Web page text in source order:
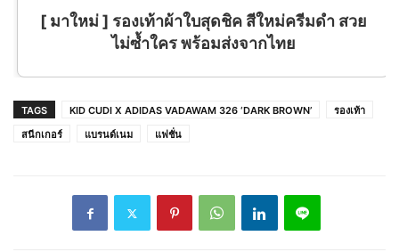
[ มาใหม่ ] รองเท้าผ้าใบสุดชิค สีใหม่ครีมดำ สวย
ไม่ซ้ำใคร พร้อมส่งจากไทย
TAGS KID CUDI X ADIDAS VADAWAM 326 ‘DARK BROWN’
รองเท้า
สนีกเกอร์
แบรนด์เนม แฟชั่น